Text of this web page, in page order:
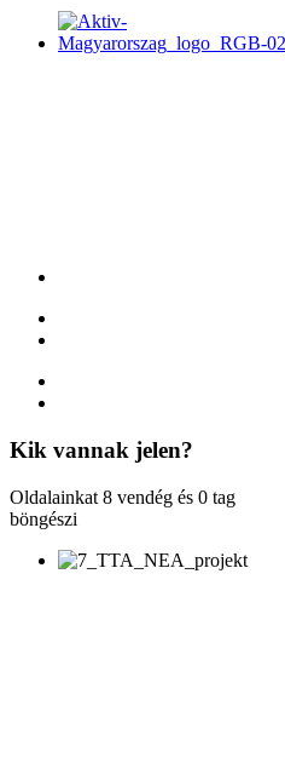
Kik vannak jelen?
Oldalainkat 8 vendég és 0 tag
böngészi